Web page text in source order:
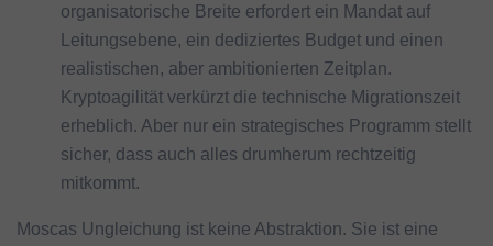
organisatorische Breite erfordert ein Mandat auf
Leitungsebene, ein dediziertes Budget und einen
realistischen, aber ambitionierten Zeitplan.
Kryptoagilität verkürzt die technische Migrationszeit
erheblich. Aber nur ein strategisches Programm stellt
sicher, dass auch alles drumherum rechtzeitig
mitkommt.
Moscas Ungleichung ist keine Abstraktion. Sie ist eine